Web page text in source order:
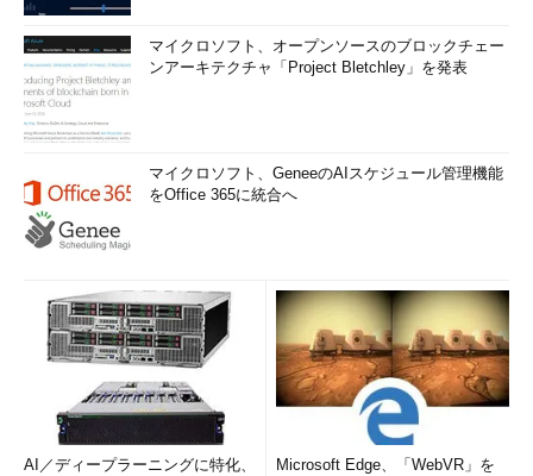
マイクロソフト、オープンソースのブロックチェー
ンアーキテクチャ「Project Bletchley」を発表
マイクロソフト、GeneeのAIスケジュール管理機能
をOffice 365に統合へ
AI／ディープラーニングに特化、
Microsoft Edge、「WebVR」を